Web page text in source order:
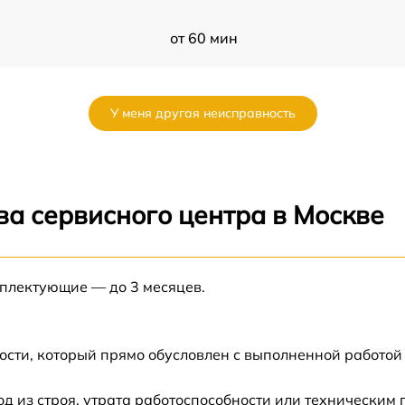
от 60 мин
от 60 мин
от 60 мин
У меня другая неисправность
сервисного центра в Москве
— до 3 месяцев.
который прямо обусловлен с выполненной
строя, утрата работоспособности или